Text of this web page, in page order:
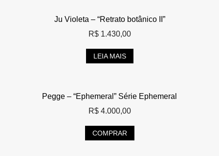
Ju Violeta – “Retrato botânico II”
R$1.430,00
LEIA MAIS
Pegge – “Ephemeral” Série Ephemeral
R$4.000,00
COMPRAR